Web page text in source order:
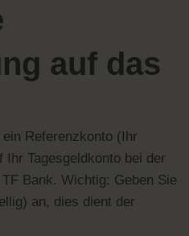
auf das
Referenzkonto (Ihr
Tagesgeldkonto bei der
Bank. Wichtig: Geben Sie
an, dies dient der